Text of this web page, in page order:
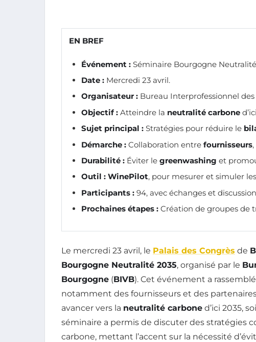
EN BREF
Événement : Séminaire Bourgogne
Date : Mercredi 23 avril.
Organisateur : Bureau Interprofessionnel
Objectif : Atteindre la neutralité carbone
Sujet principal : Stratégies pour réduire le
Démarche : Collaboration entre fournisseurs,
Durabilité : Éviter le greenwashing et
Outil : WinePilot, pour mesurer et simuler
Participants : 94, avec échanges et
Prochaines étapes : Création de groupes de
Le mercredi 23 avril, le Palais des Congrès de
Bourgogne Neutralité 2035, organisé par le
Bourgogne (BIVB). Cet événement a
notamment des fournisseurs et des
avancer vers la neutralité carbone d’ici 2035,
séminaire a permis de discuter des stratégies
carbone, mettant l’accent sur la nécessité